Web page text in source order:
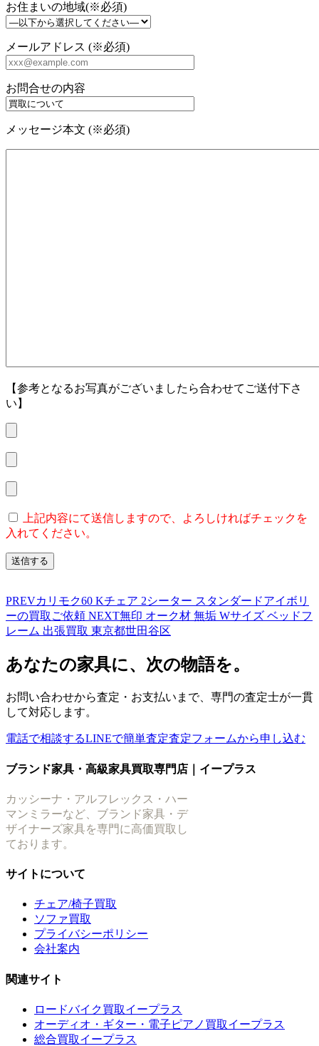
お住まいの地域(※必須)
メールアドレス (※必須)
お問合せの内容
メッセージ本文 (※必須)
【参考となるお写真がございましたら合わせてご送付下さ
い】
上記内容にて送信しますので、よろしければチェックを
入れてください。
PREVカリモク60 Kチェア 2シーター スタンダードアイボリ
ーの買取ご依頼 NEXT無印 オーク材 無垢 Wサイズ ベッドフ
レーム 出張買取 東京都世田谷区
あなたの家具に、次の物語を。
お問い合わせから査定・お支払いまで、専門の査定士が一貫
して対応します。
電話で相談するLINEで簡単査定査定フォームから申し込む
ブランド家具・高級家具買取専門店｜イープラス
カッシーナ・アルフレックス・ハー
マンミラーなど、ブランド家具・デ
ザイナーズ家具を専門に高価買取し
ております。
サイトについて
チェア/椅子買取
ソファ買取
プライバシーポリシー
会社案内
関連サイト
ロードバイク買取イープラス
オーディオ・ギター・電子ピアノ買取イープラス
総合買取イープラス